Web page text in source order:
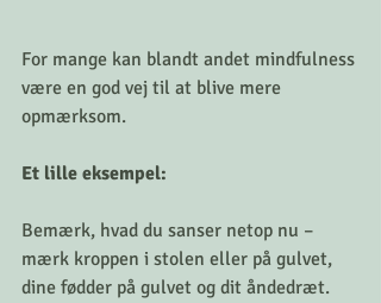
For mange kan blandt andet mindfulness
være en god vej til at blive mere
opmærksom.
Et lille eksempel:
Bemærk, hvad du sanser netop nu –
mærk kroppen i stolen eller på gulvet,
dine fødder på gulvet og dit åndedræt.